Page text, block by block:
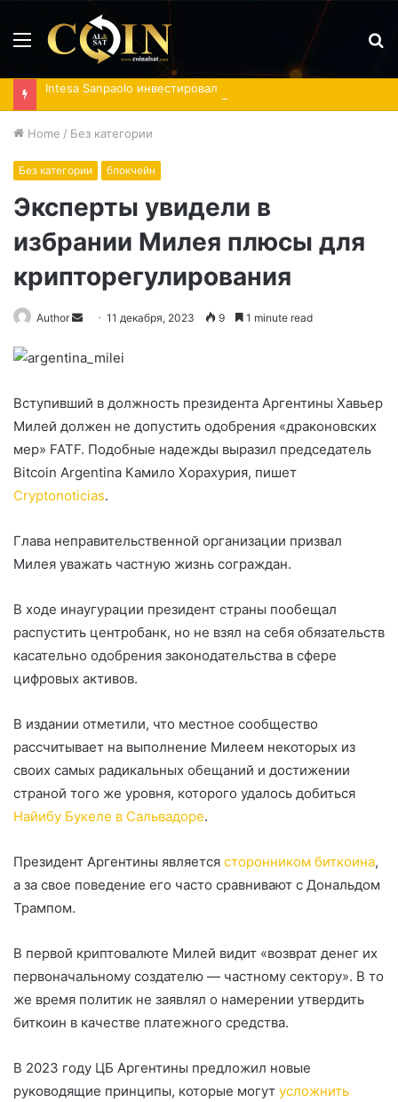
Menu
Home / Без категории
Без категории блокчейн
Эксперты увидели в
избрании Милея плюсы для
крипторегулирования
Author
Send
email
11 декабря, 2023 9 1 minute read
Вступивший в должность президента Аргентины Хавьер
Милей должен не допустить одобрения «драконовских
мер» FATF. Подобные надежды выразил председатель
Bitcoin Argentina Камило Хорахурия, пишет
Cryptonoticias.
Глава неправительственной организации призвал
Милея уважать частную жизнь сограждан.
В ходе инаугурации президент страны пообещал
распустить центробанк, но не взял на себя обязательств
касательно одобрения законодательства в сфере
цифровых активов.
В издании отметили, что местное сообщество
рассчитывает на выполнение Милеем некоторых из
своих самых радикальных обещаний и достижении
страной того же уровня, которого удалось добиться
Найибу Букеле в Сальвадоре.
Президент Аргентины является сторонником биткоина,
а за свое поведение его часто сравнивают с Дональдом
Трампом.
В первой криптовалюте Милей видит «возврат денег их
первоначальному создателю — частному сектору». В то
же время политик не заявлял о намерении утвердить
биткоин в качестве платежного средства.
В 2023 году ЦБ Аргентины предложил новые
руководящие принципы, которые могут усложнить